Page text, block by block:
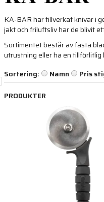
KA-BAR har tillverkat knivar i
jakt och friluftsliv har de blivit
Sortimentet består av fasta
utrustning eller ha en
Sortering:
Namn Pris
PRODUKTER